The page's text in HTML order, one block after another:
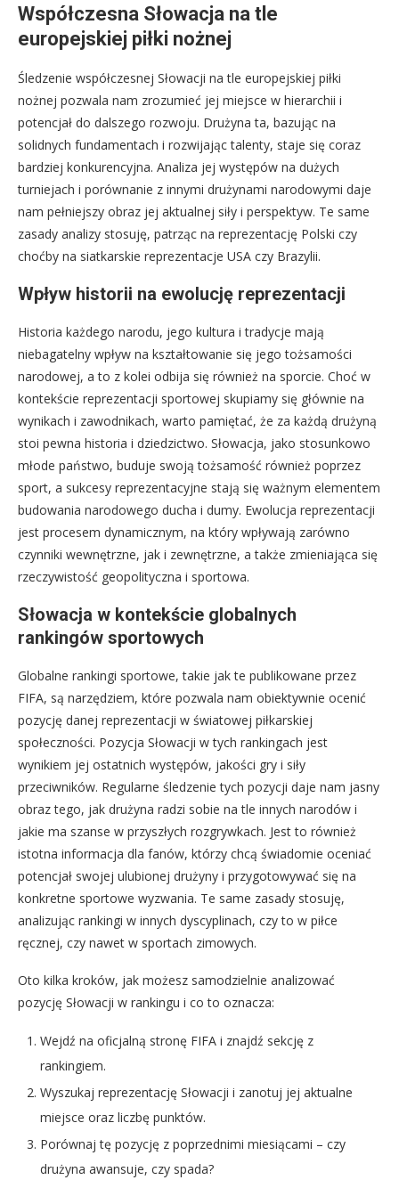
Współczesna Słowacja na tle
europejskiej piłki nożnej
Śledzenie współczesnej Słowacji na tle europejskiej piłki
nożnej pozwala nam zrozumieć jej miejsce w hierarchii i
potencjał do dalszego rozwoju. Drużyna ta, bazując na
solidnych fundamentach i rozwijając talenty, staje się coraz
bardziej konkurencyjna. Analiza jej występów na dużych
turniejach i porównanie z innymi drużynami narodowymi daje
nam pełniejszy obraz jej aktualnej siły i perspektyw. Te same
zasady analizy stosuję, patrząc na reprezentację Polski czy
choćby na siatkarskie reprezentacje USA czy Brazylii.
Wpływ historii na ewolucję reprezentacji
Historia każdego narodu, jego kultura i tradycje mają
niebagatelny wpływ na kształtowanie się jego tożsamości
narodowej, a to z kolei odbija się również na sporcie. Choć w
kontekście reprezentacji sportowej skupiamy się głównie na
wynikach i zawodnikach, warto pamiętać, że za każdą drużyną
stoi pewna historia i dziedzictwo. Słowacja, jako stosunkowo
młode państwo, buduje swoją tożsamość również poprzez
sport, a sukcesy reprezentacyjne stają się ważnym elementem
budowania narodowego ducha i dumy. Ewolucja reprezentacji
jest procesem dynamicznym, na który wpływają zarówno
czynniki wewnętrzne, jak i zewnętrzne, a także zmieniająca się
rzeczywistość geopolityczna i sportowa.
Słowacja w kontekście globalnych
rankingów sportowych
Globalne rankingi sportowe, takie jak te publikowane przez
FIFA, są narzędziem, które pozwala nam obiektywnie ocenić
pozycję danej reprezentacji w światowej piłkarskiej
społeczności. Pozycja Słowacji w tych rankingach jest
wynikiem jej ostatnich występów, jakości gry i siły
przeciwników. Regularne śledzenie tych pozycji daje nam jasny
obraz tego, jak drużyna radzi sobie na tle innych narodów i
jakie ma szanse w przyszłych rozgrywkach. Jest to również
istotna informacja dla fanów, którzy chcą świadomie oceniać
potencjał swojej ulubionej drużyny i przygotowywać się na
konkretne sportowe wyzwania. Te same zasady stosuję,
analizując rankingi w innych dyscyplinach, czy to w piłce
ręcznej, czy nawet w sportach zimowych.
Oto kilka kroków, jak możesz samodzielnie analizować
pozycję Słowacji w rankingu i co to oznacza:
Wejdź na oficjalną stronę FIFA i znajdź sekcję z
rankingiem.
Wyszukaj reprezentację Słowacji i zanotuj jej aktualne
miejsce oraz liczbę punktów.
Porównaj tę pozycję z poprzednimi miesiącami – czy
drużyna awansuje, czy spada?